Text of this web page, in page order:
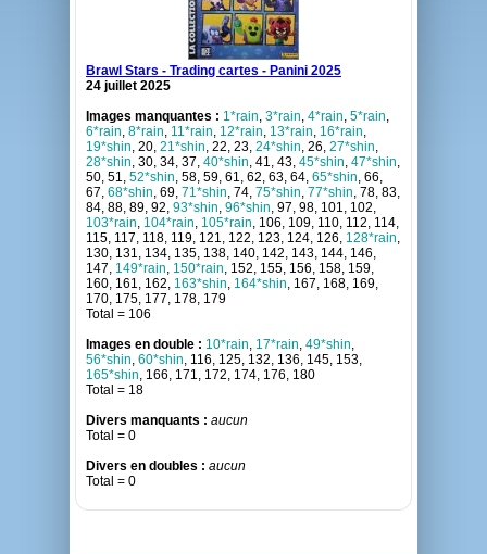
Brawl Stars - Trading cartes - Panini 2025
24 juillet 2025
Images manquantes : 1*rain, 3*rain, 4*rain, 5*rain,
6*rain, 8*rain, 11*rain, 12*rain, 13*rain, 16*rain,
19*shin, 20, 21*shin, 22, 23, 24*shin, 26, 27*shin,
28*shin, 30, 34, 37, 40*shin, 41, 43, 45*shin, 47*shin,
50, 51, 52*shin, 58, 59, 61, 62, 63, 64, 65*shin, 66,
67, 68*shin, 69, 71*shin, 74, 75*shin, 77*shin, 78, 83,
84, 88, 89, 92, 93*shin, 96*shin, 97, 98, 101, 102,
103*rain, 104*rain, 105*rain, 106, 109, 110, 112, 114,
115, 117, 118, 119, 121, 122, 123, 124, 126, 128*rain,
130, 131, 134, 135, 138, 140, 142, 143, 144, 146,
147, 149*rain, 150*rain, 152, 155, 156, 158, 159,
160, 161, 162, 163*shin, 164*shin, 167, 168, 169,
170, 175, 177, 178, 179
Total = 106
Images en double : 10*rain, 17*rain, 49*shin,
56*shin, 60*shin, 116, 125, 132, 136, 145, 153,
165*shin, 166, 171, 172, 174, 176, 180
Total = 18
Divers manquants : aucun
Total = 0
Divers en doubles : aucun
Total = 0